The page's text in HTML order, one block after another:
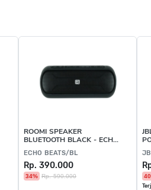
ROOMI SPEAKER
BLUETOOTH BLACK - ECHO
ECHO BEATS/BL
Rp. 390.000
34% Rp. 590.000